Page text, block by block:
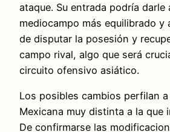
ataque. Su entrada podría darle
mediocampo más equilibrado y
de disputar la posesión y
campo rival, algo que será
circuito ofensivo asiático.
Los posibles cambios perfilan a
Mexicana muy distinta a la que
De confirmarse las